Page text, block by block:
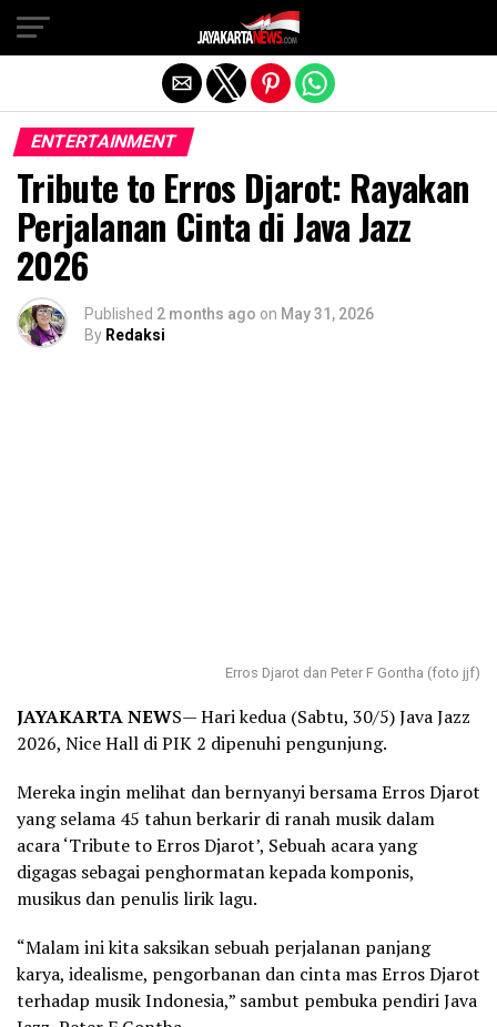
ENTERTAINMENT
Tribute to Erros Djarot: Rayakan
Perjalanan Cinta di Java Jazz
2026
Published 2 months ago on May 31, 2026
By Redaksi
Erros Djarot dan Peter F Gontha (foto jjf)
JAYAKARTA NEWS— Hari kedua (Sabtu, 30/5) Java Jazz
2026, Nice Hall di PIK 2 dipenuhi pengunjung.
Mereka ingin melihat dan bernyanyi bersama Erros Djarot
yang selama 45 tahun berkarir di ranah musik dalam
acara ‘Tribute to Erros Djarot’, Sebuah acara yang
digagas sebagai penghormatan kepada komponis,
musikus dan penulis lirik lagu.
“Malam ini kita saksikan sebuah perjalanan panjang
karya, idealisme, pengorbanan dan cinta mas Erros Djarot
terhadap musik Indonesia,” sambut pembuka pendiri Java
Exit mobile version